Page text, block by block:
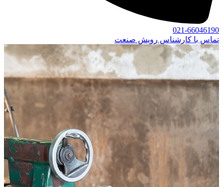
021-66046190
تماس با کارشناس رویش صنعت